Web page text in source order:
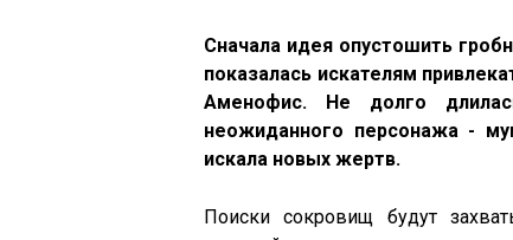
Сначала идея опустошить
показалась искателям
Аменофис. Не долго
неожиданного персонажа -
искала новых жертв.
Поиски сокровищ будут